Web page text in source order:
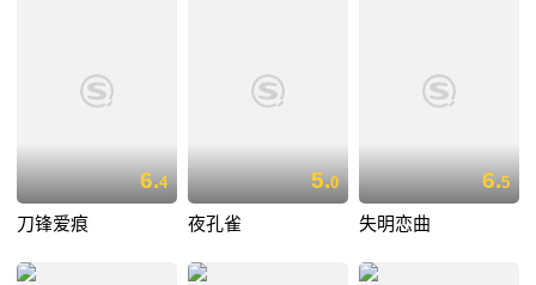
6.4
刀锋爱痕
5.0
夜孔雀
6.5
失明恋曲